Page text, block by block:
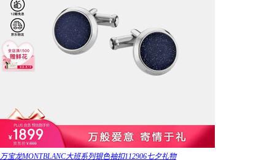
万宝龙MONTBLANC大班系列银色袖扣112906七夕礼物